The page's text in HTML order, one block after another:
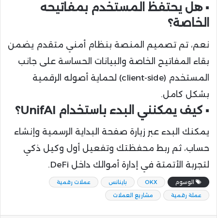
▪️ هل يحتفظ المستخدم بمفاتيحه
الخاصة؟
نعم، تم تصميم المنصة بنظام أمني متقدم يضمن
بقاء المفاتيح الخاصة والبيانات الحساسة على جانب
المستخدم (client-side) لحماية أصوله الرقمية
بشكل كامل.
▪️ كيف يمكنني البدء باستخدام UnifAI؟
يمكنك البدء عبر زيارة صفحة البداية الرسمية وإنشاء
حساب، ثم ربط محفظتك وتفعيل أول وكيل ذكي
لتجربة الأتمتة في إدارة أموالك داخل DeFi.
الوسوم OKX باينانس
عملات رقمية
عملة رقمية
مشاريع العملات